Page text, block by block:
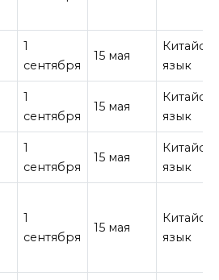
1
сентября
15 мая
язык
1
сентября
15 мая
язык
1
сентября
15 мая
язык
1
сентября
15 мая
язык